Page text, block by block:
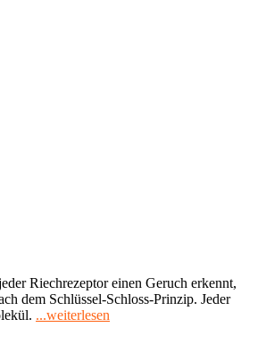
Riechrezeptor einen Geruch erkennt,
dem Schlüssel-Schloss-Prinzip. Jeder
...weiterlesen